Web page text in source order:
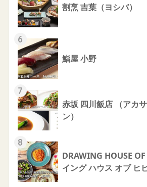
割烹 吉葉（ヨシバ）
6
鮨屋 小野
7
赤坂 四川飯店 （アカ
ン）
8
DRAWING HOUSE
イング ハウス オブ ヒ